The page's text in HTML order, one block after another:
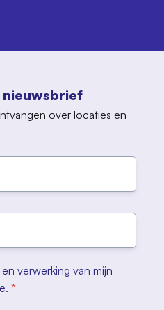
nieuwsbrief
over locaties en
verwerking van mijn
*